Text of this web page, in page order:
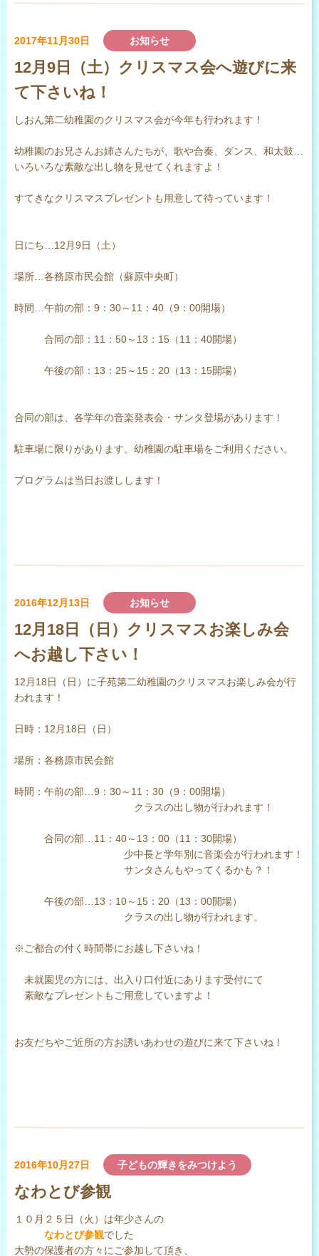
2017年11月30日 お知らせ
12月9日（土）クリスマス会へ遊びに来
て下さいね！
しおん第二幼稚園のクリスマス会が今年も行われます！
幼稚園のお兄さんお姉さんたちが、歌や合奏、ダンス、和太鼓…
いろいろな素敵な出し物を見せてくれますよ！
すてきなクリスマスプレゼントも用意して待っています！
日にち…12月9日（土）
場所…各務原市民会館（蘇原中央町）
時間…午前の部：9：30～11：40（9：00開場）
合同の部：11：50～13：15（11：40開場）
午後の部：13：25～15：20（13：15開場）
合同の部は、各学年の音楽発表会・サンタ登場があります！
駐車場に限りがあります。幼稚園の駐車場をご利用ください。
プログラムは当日お渡しします！
2016年12月13日 お知らせ
12月18日（日）クリスマスお楽しみ会
へお越し下さい！
12月18日（日）に子苑第二幼稚園のクリスマスお楽しみ会が行
われます！
日時：12月18日（日）
場所：各務原市民会館
時間：午前の部…9：30～11：30（9：00開場）
クラスの出し物が行われます！
合同の部…11：40～13：00（11：30開場）
少中長と学年別に音楽会が行われます！
サンタさんもやってくるかも？！
午後の部…13：10～15：20（13：00開場）
クラスの出し物が行われます。
※ご都合の付く時間帯にお越し下さいね！
未就園児の方には、出入り口付近にあります受付にて
素敵なプレゼントもご用意していますよ！
お友だちやご近所の方お誘いあわせの遊びに来て下さいね！
2016年10月27日 子どもの輝きをみつけよう
なわとび参観
１０月２５日（火）は年少さんの
なわとび参観でした
大勢の保護者の方々にご参加して頂き、